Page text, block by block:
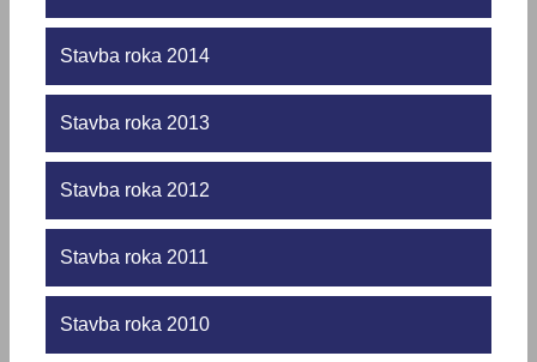
Stavba roka 2014
Stavba roka 2013
Stavba roka 2012
Stavba roka 2011
Stavba roka 2010